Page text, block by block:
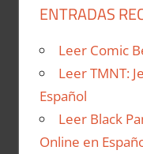
ENTRADAS
Leer Comic
Leer TMNT:
Español
Leer Black
Online en